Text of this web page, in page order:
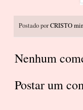
Postado porCRISTO
Nenhum
Postar um